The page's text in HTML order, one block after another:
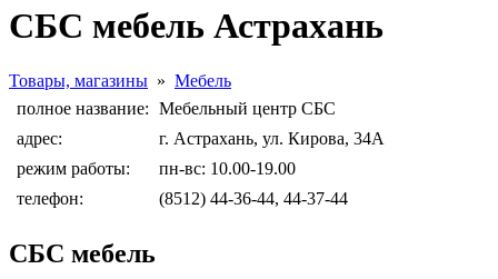
СБС мебель Астрахань
Товары, магазины » Мебель
полное название: Мебельный центр СБС
адрес:
г. Астрахань, ул. Кирова, 34А
режим работы:
пн-вс: 10.00-19.00
телефон:
(8512) 44-36-44, 44-37-44
СБС мебель